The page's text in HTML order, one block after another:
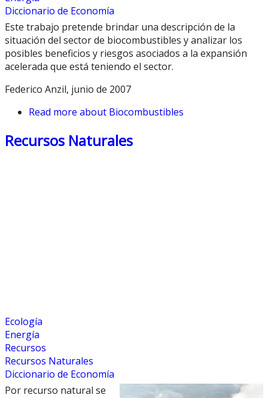
Diccionario de Economía
Este trabajo pretende brindar una descripción de la
situación del sector de biocombustibles y analizar los
posibles beneficios y riesgos asociados a la expansión
acelerada que está teniendo el sector.
Federico Anzil, junio de 2007
Read more about Biocombustibles
Recursos Naturales
Ecología
Energía
Recursos
Recursos Naturales
Diccionario de Economía
Por recurso natural se